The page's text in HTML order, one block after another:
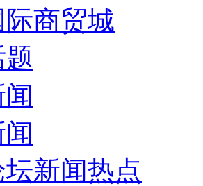
际商贸城
坛新闻热点